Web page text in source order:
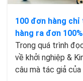
100 đơn hàng
hàng ra đơn 100%
Trong quá trình
về khởi nghiệp &
câu mà tác giả